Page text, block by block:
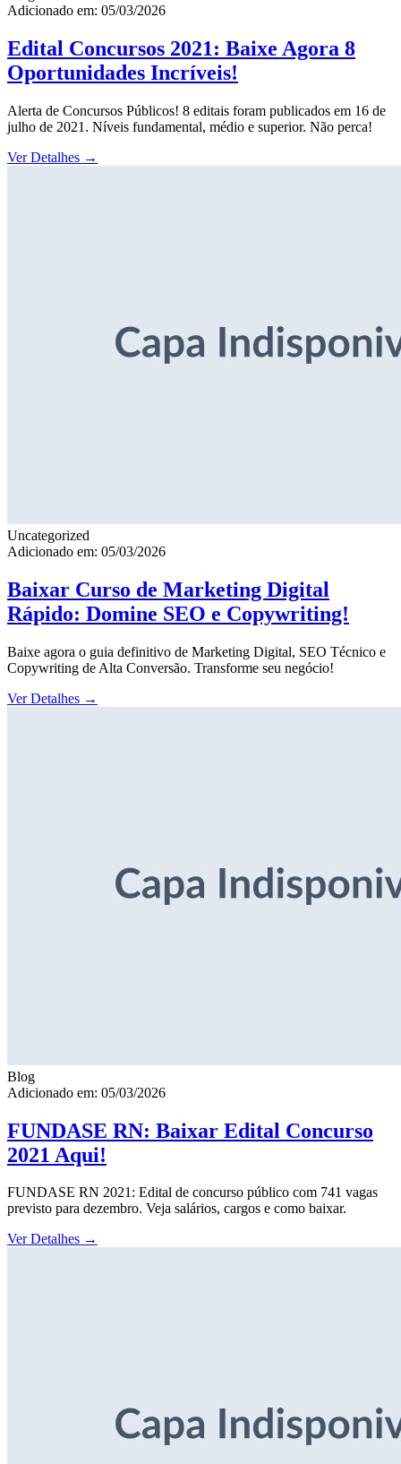
Adicionado em: 05/03/2026
Edital Concursos 2021: Baixe Agora 8
Oportunidades Incríveis!
Alerta de Concursos Públicos! 8 editais foram publicados em 16 de
julho de 2021. Níveis fundamental, médio e superior. Não perca!
Ver Detalhes →
Uncategorized
Adicionado em: 05/03/2026
Baixar Curso de Marketing Digital
Rápido: Domine SEO e Copywriting!
Baixe agora o guia definitivo de Marketing Digital, SEO Técnico e
Copywriting de Alta Conversão. Transforme seu negócio!
Ver Detalhes →
Blog
Adicionado em: 05/03/2026
FUNDASE RN: Baixar Edital Concurso
2021 Aqui!
FUNDASE RN 2021: Edital de concurso público com 741 vagas
previsto para dezembro. Veja salários, cargos e como baixar.
Ver Detalhes →